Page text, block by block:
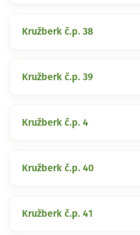
Kružberk č.p. 38
Kružberk č.p. 39
Kružberk č.p. 4
Kružberk č.p. 40
Kružberk č.p. 41